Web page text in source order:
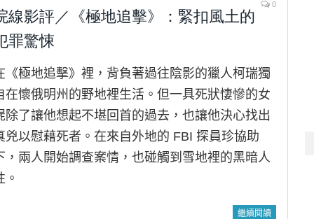
0
線影評／《極地追擊》：緊扣風土的
罪驚悚
《極地追擊》裡，背負著過往陰影的獵人柯瑞獨
在懷俄明州的野地裡生活。但一具死狀悽慘的女
除了讓他想起不堪回首的過去，也讓他決心找出
兇以慰藉死者。在來自外地的 FBI 探員珍協助
，兩人開始調查案情，也碰觸到雪地裡的黑暗人
。
繼續閱讀